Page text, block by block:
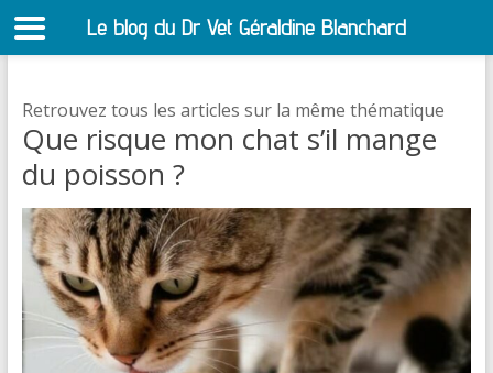
Retrouvez tous les articles sur la même thématique
Que risque mon chat s’il mange
du poisson ?
Le blog du Dr Vet Géraldine Blanchard